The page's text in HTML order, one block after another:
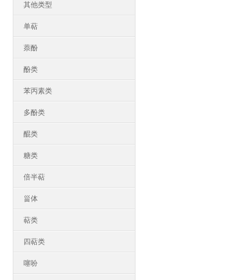
其他类型
单萜
萘酚
酚类
苯丙素类
多酚类
醌类
糖类
倍半萜
甾体
萜类
四萜类
噻吩